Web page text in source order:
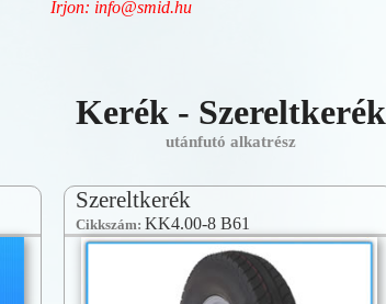
Írjon: info@smid.hu
Kerék - Szereltkerék
utánfutó alkatrész
Szereltkerék
Cikkszám: KK4.00-8 B61